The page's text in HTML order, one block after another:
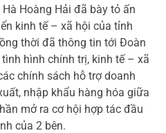
Hoàng Hải đã bày tỏ ấn
kinh tế – xã hội của tỉnh
thời đã thông tin tới Đoàn
hình chính trị, kinh tế – xã
chính sách hỗ trợ doanh
nhập khẩu hàng hóa giữa
mở ra cơ hội hợp tác đầu
của 2 bên.